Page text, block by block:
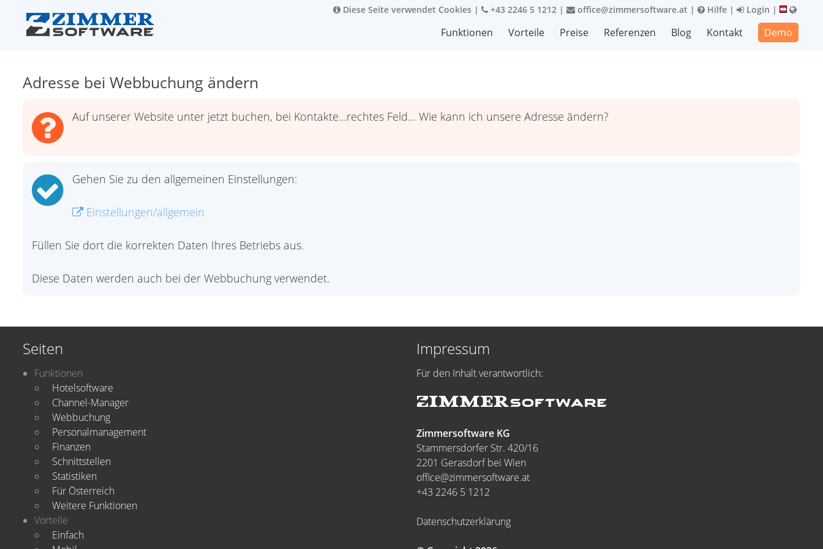
Diese Seite verwendet Cookies | +43 2246 5 1212 | office@zimmersoftware.at | Hilfe | Login |
Funktionen Vorteile Preise Referenzen Blog Kontakt Demo
Adresse bei Webbuchung ändern
Auf unserer Website unter jetzt buchen, bei Kontakte…rechtes Feld… Wie kann ich unsere Adresse ändern?
Gehen Sie zu den allgemeinen Einstellungen:
Einstellungen/allgemein
Füllen Sie dort die korrekten Daten Ihres Betriebs aus.
Diese Daten werden auch bei der Webbuchung verwendet.
Seiten
Funktionen
Hotelsoftware
Channel-Manager
Webbuchung
Personalmanagement
Finanzen
Schnittstellen
Statistiken
Für Österreich
Weitere Funktionen
Vorteile
Einfach
Impressum
Für den Inhalt verantwortlich:
Zimmersoftware KG
Stammersdorfer Str. 420/16
2201 Gerasdorf bei Wien
office@zimmersoftware.at
+43 2246 5 1212
Datenschutzerklärung